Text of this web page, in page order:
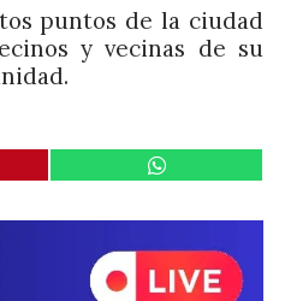
puntos de la ciudad
y vecinas de su